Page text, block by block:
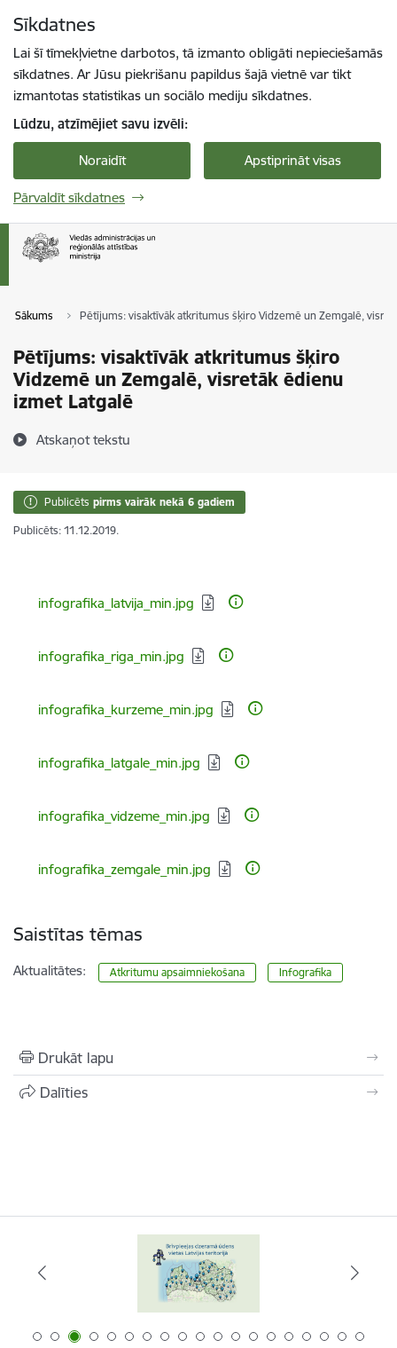
Sīkdatnes
Lai šī tīmekļvietne darbotos, tā izmanto obligāti nepieciešamās
sīkdatnes. Ar Jūsu piekrišanu papildus šajā vietnē var tikt
izmantotas statistikas un sociālo mediju sīkdatnes.
Lūdzu, atzīmējiet savu izvēli:
Noraidīt Apstiprināt visas
Pārvaldīt sīkdatnes
Sākums Pētījums: visaktīvāk atkritumus šķiro Vidzemē un Zemgalē,
Pētījums: visaktīvāk atkritumus šķiro
Vidzemē un Zemgalē, visretāk ēdienu
izmet Latgalē
Atskaņot tekstu
Publicēts pirms vairāk nekā 6 gadiem
Publicēts: 11.12.2019.
Lejupielādēt:
infografika_latvija_min.jpg
Lejupielādēt:
infografika_riga_min.jpg
Lejupielādēt:
infografika_kurzeme_min.jpg
Lejupielādēt:
infografika_latgale_min.jpg
Lejupielādēt:
infografika_vidzeme_min.jpg
Lejupielādēt:
infografika_zemgale_min.jpg
Saistītas tēmas
Aktualitātes: Atkritumu apsaimniekošana Infografika
Drukāt lapu
Dalīties